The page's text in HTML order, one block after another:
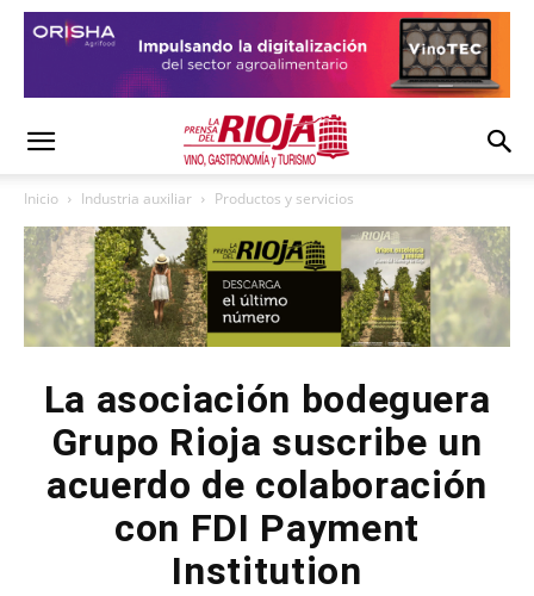
Inicio Industria auxiliar Productos y servicios
La asociación bodeguera
Grupo Rioja suscribe un
acuerdo de colaboración
con FDI Payment
Institution